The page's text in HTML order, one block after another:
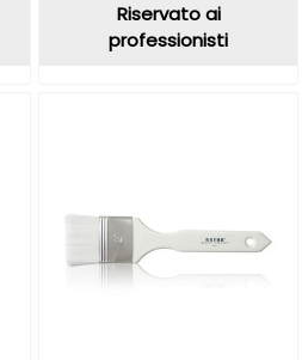
Riservato ai
professionisti